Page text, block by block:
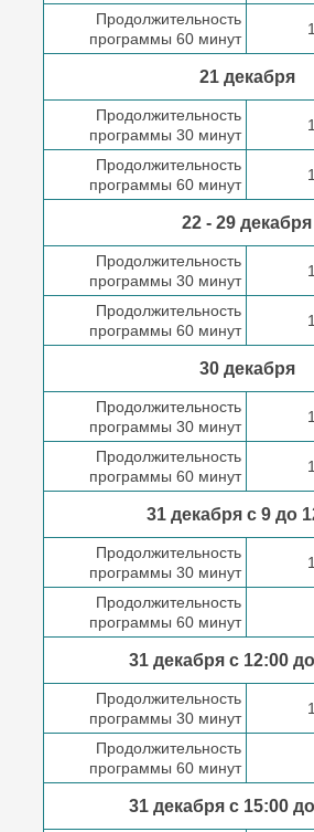
Продолжительность
программы 60 минут
21 декабря
Продолжительность
программы 30 минут
Продолжительность
программы 60 минут
22 - 29 декабря
Продолжительность
программы 30 минут
Продолжительность
программы 60 минут
30 декабря
Продолжительность
программы 30 минут
Продолжительность
программы 60 минут
31 декабря с 9 до
Продолжительность
программы 30 минут
Продолжительность
программы 60 минут
31 декабря с 12:00 до
Продолжительность
программы 30 минут
Продолжительность
программы 60 минут
31 декабря с 15:00 до